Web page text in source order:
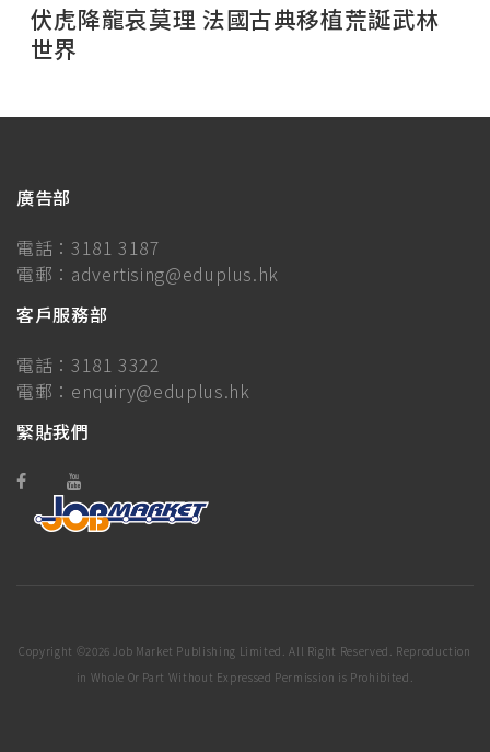
伏虎降龍哀莫理 法國古典移植荒誕武林
世界
廣告部
電話： 3181 3187
電郵： advertising@eduplus.hk
客戶服務部
電話： 3181 3322
電郵： enquiry@eduplus.hk
緊貼我們
Copyright ©2026 Job Market Publishing Limited. All Right Reserved. Reproduction
in Whole Or Part Without Expressed Permission is Prohibited.